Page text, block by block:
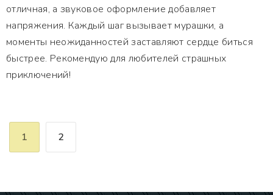
отличная, а звуковое оформление добавляет
напряжения. Каждый шаг вызывает мурашки, а
моменты неожиданностей заставляют сердце биться
быстрее. Рекомендую для любителей страшных
приключений!
1 2